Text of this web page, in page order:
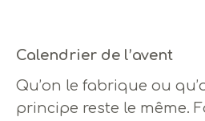
Calendrier de l’avent
Qu’on le fabrique ou
principe reste le même.